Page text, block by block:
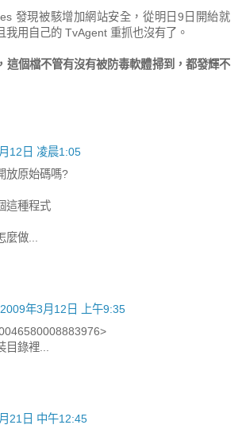
發現被駭增加網站安全，從明日9日開紿就
我用自己的 TvAgent 重抓也沒有了。
這個檔不管有沒有被防毒軟體掃到，都發輝不
12日 凌晨1:05
放原始碼嗎?
這種程式
做...
2009年3月12日 上午9:35
錄裡...
21日 中午12:45